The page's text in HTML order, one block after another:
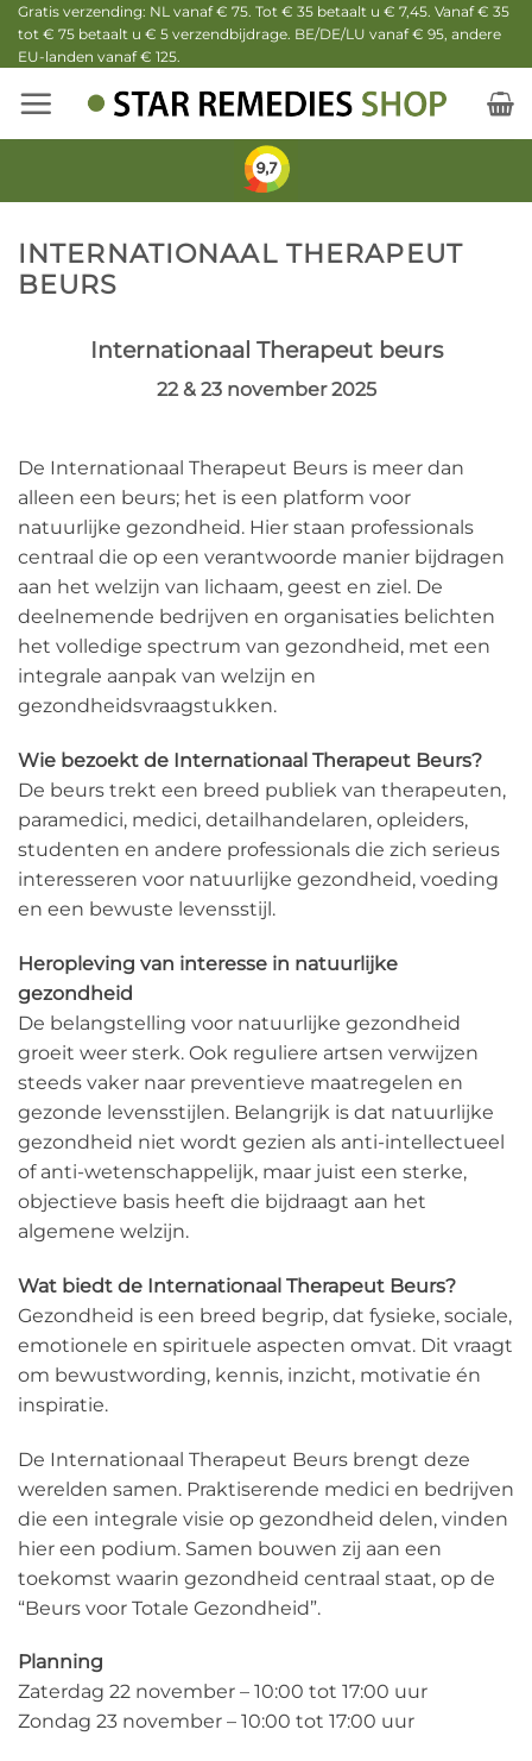
Ga
naar
inhoud
Gratis verzending: NL vanaf € 75. Tot € 35 betaalt u € 7,45. Vanaf € 35
tot € 75 betaalt u € 5 verzendbijdrage. BE/DE/LU vanaf € 95, andere
EU-landen vanaf € 125.
INTERNATIONAAL THERAPEUT
BEURS
Internationaal Therapeut beurs
22 & 23 november 2025
De Internationaal Therapeut Beurs is meer dan
alleen een beurs; het is een platform voor
natuurlijke gezondheid. Hier staan professionals
centraal die op een verantwoorde manier bijdragen
aan het welzijn van lichaam, geest en ziel. De
deelnemende bedrijven en organisaties belichten
het volledige spectrum van gezondheid, met een
integrale aanpak van welzijn en
gezondheidsvraagstukken.
Wie bezoekt de Internationaal Therapeut Beurs?
De beurs trekt een breed publiek van therapeuten,
paramedici, medici, detailhandelaren, opleiders,
studenten en andere professionals die zich serieus
interesseren voor natuurlijke gezondheid, voeding
en een bewuste levensstijl.
Heropleving van interesse in natuurlijke
gezondheid
De belangstelling voor natuurlijke gezondheid
groeit weer sterk. Ook reguliere artsen verwijzen
steeds vaker naar preventieve maatregelen en
gezonde levensstijlen. Belangrijk is dat natuurlijke
gezondheid niet wordt gezien als anti-intellectueel
of anti-wetenschappelijk, maar juist een sterke,
objectieve basis heeft die bijdraagt aan het
algemene welzijn.
Wat biedt de Internationaal Therapeut Beurs?
Gezondheid is een breed begrip, dat fysieke, sociale,
emotionele en spirituele aspecten omvat. Dit vraagt
om bewustwording, kennis, inzicht, motivatie én
inspiratie.
De Internationaal Therapeut Beurs brengt deze
werelden samen. Praktiserende medici en bedrijven
die een integrale visie op gezondheid delen, vinden
hier een podium. Samen bouwen zij aan een
toekomst waarin gezondheid centraal staat, op de
“Beurs voor Totale Gezondheid”.
Planning
Zaterdag 22 november – 10:00 tot 17:00 uur
Zondag 23 november – 10:00 tot 17:00 uur